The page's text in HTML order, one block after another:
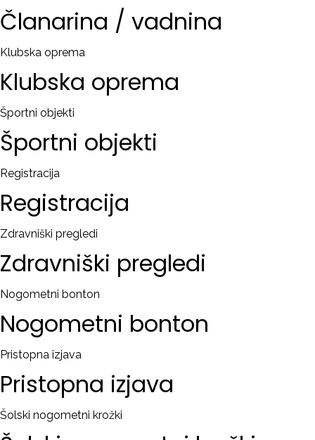
Članarina / vadnina
Klubska oprema
Klubska oprema
Športni objekti
Športni objekti
Registracija
Registracija
Zdravniški pregledi
Zdravniški pregledi
Nogometni bonton
Nogometni bonton
Pristopna izjava
Pristopna izjava
Šolski nogometni krožki